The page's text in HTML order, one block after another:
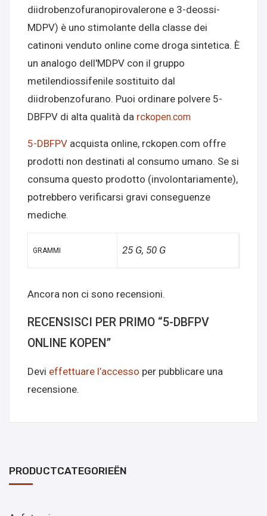
diidrobenzofuranopirovalerone e 3-deossi-
MDPV) è uno stimolante della classe dei
catinoni venduto online come droga sintetica. È
un analogo dell'MDPV con il gruppo
metilendiossifenile sostituito dal
diidrobenzofurano. Puoi ordinare polvere 5-
DBFPV di alta qualità da rckopen.com
5-DBFPV acquista online, rckopen.com offre
prodotti non destinati al consumo umano. Se si
consuma questo prodotto (involontariamente),
potrebbero verificarsi gravi conseguenze
mediche.
GRAMMI 25 G, 50 G
Ancora non ci sono recensioni.
RECENSISCI PER PRIMO “5-DBFPV
ONLINE KOPEN”
Devi effettuare l’accesso per pubblicare una
recensione.
PRODUCTCATEGORIEËN